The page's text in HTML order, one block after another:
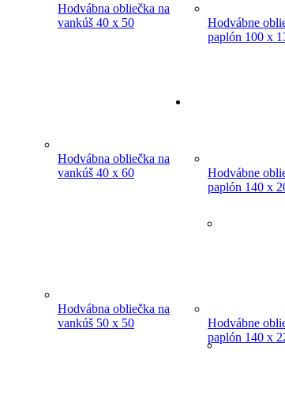
Hodvábna obliečka na
vankúš 40 x 50
Hodvábna obliečka na
vankúš 40 x 60
Hodvábna obliečka na
vankúš 50 x 50
Hodvábne
paplón 100 x
Hodvábne
paplón 140 x
Hodvábne
paplón 140 x